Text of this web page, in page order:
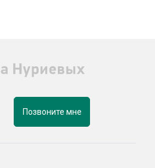
Позвоните мне